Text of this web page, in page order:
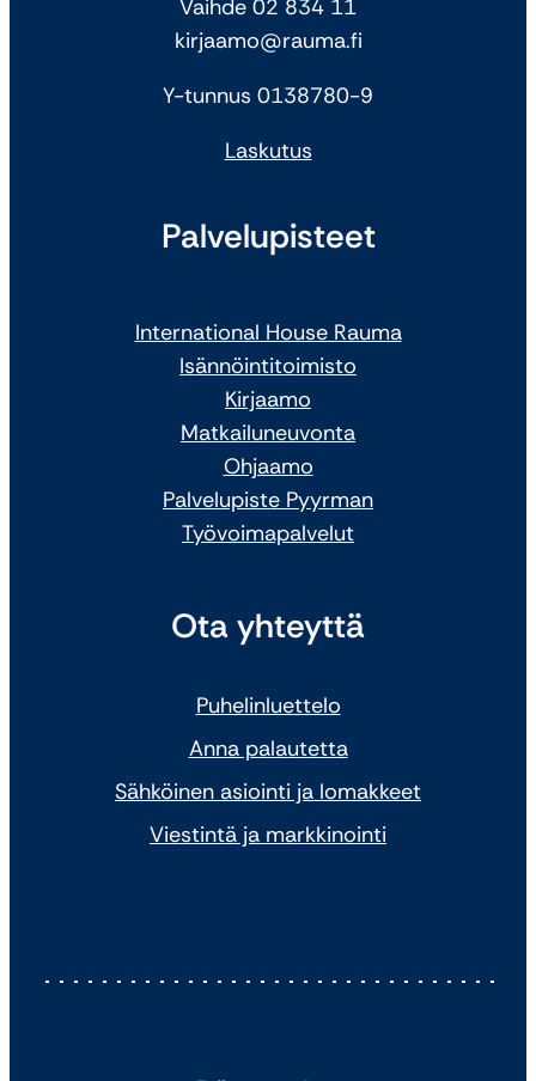
Vaihde 02 834 11
kirjaamo@rauma.fi
Y-tunnus 0138780-9
Laskutus
Palvelupisteet
International House Rauma
Isännöintitoimisto
Kirjaamo
Matkailuneuvonta
Ohjaamo
Palvelupiste Pyyrman
Työvoimapalvelut
Ota yhteyttä
Puhelinluettelo
Anna palautetta
Sähköinen asiointi ja lomakkeet
Viestintä ja markkinointi